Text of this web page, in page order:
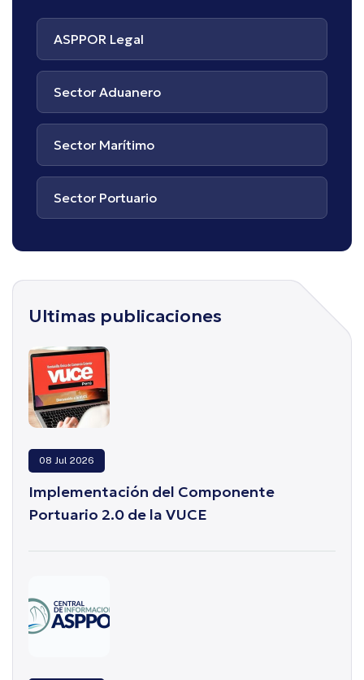
ASPPOR Legal
Sector Aduanero
Sector Marítimo
Sector Portuario
Ultimas publicaciones
08 Jul 2026
Implementación del Componente
Portuario 2.0 de la VUCE